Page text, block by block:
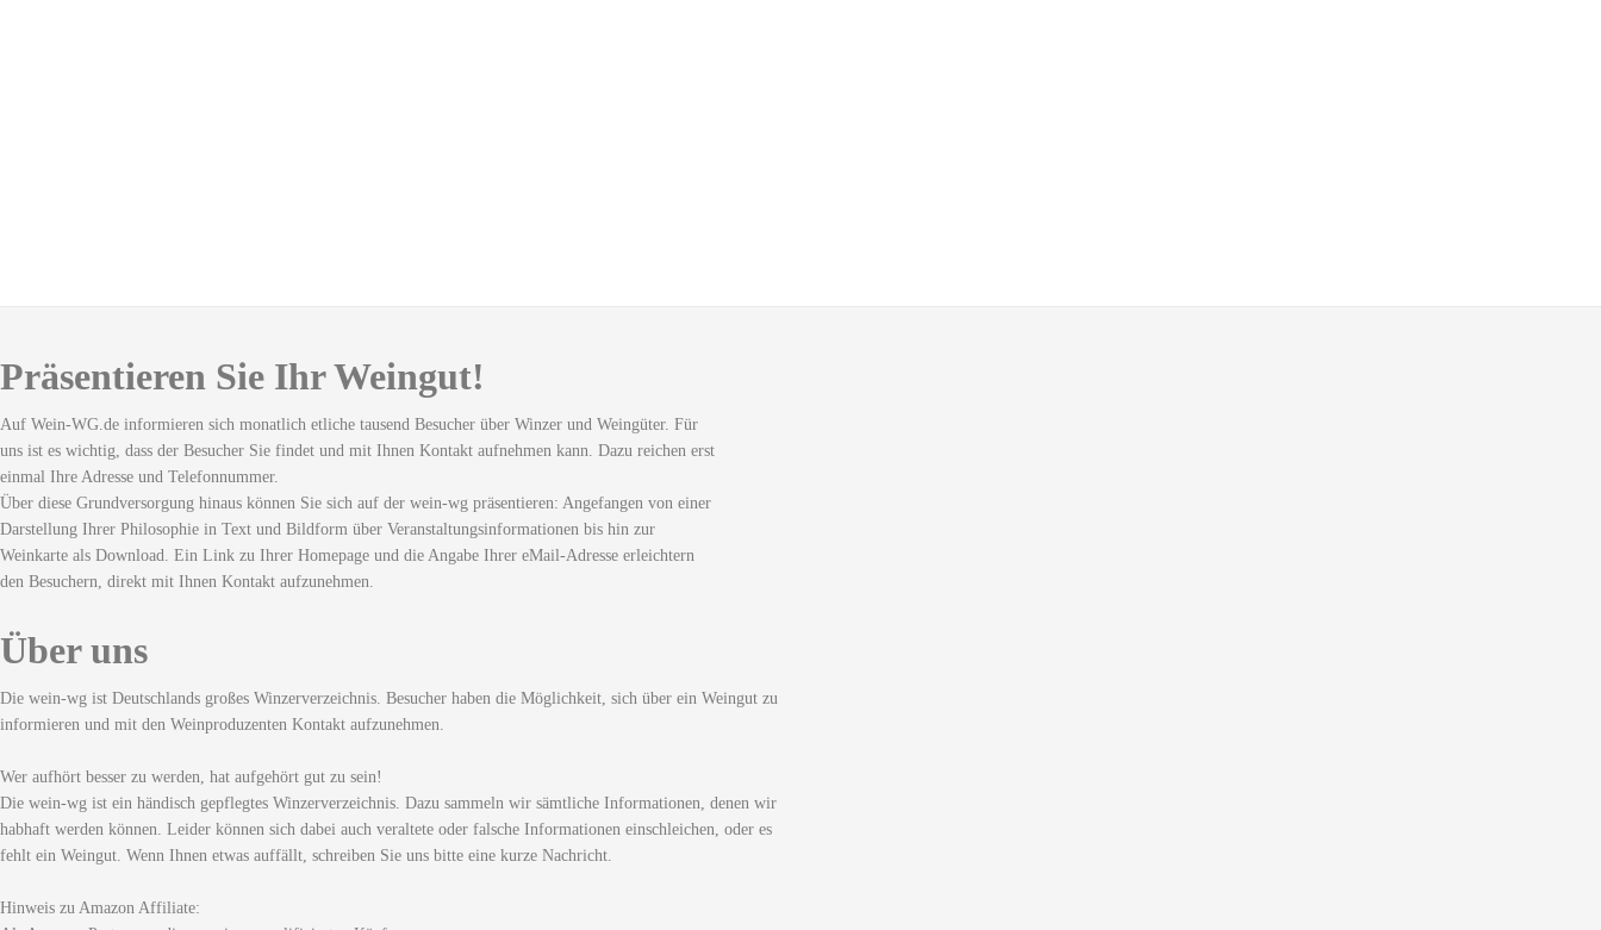
Präsentieren Sie Ihr Weingut!
Auf Wein-WG.de informieren sich monatlich etliche tausend Besucher über Winzer und Weingüter. Für
uns ist es wichtig, dass der Besucher Sie findet und mit Ihnen Kontakt aufnehmen kann. Dazu reichen erst
einmal Ihre Adresse und Telefonnummer.
Über diese Grundversorgung hinaus können Sie sich auf der wein-wg präsentieren: Angefangen von einer
Darstellung Ihrer Philosophie in Text und Bildform über Veranstaltungsinformationen bis hin zur
Weinkarte als Download. Ein Link zu Ihrer Homepage und die Angabe Ihrer eMail-Adresse erleichtern
den Besuchern, direkt mit Ihnen Kontakt aufzunehmen.
Über uns
Die wein-wg ist Deutschlands großes Winzerverzeichnis. Besucher haben die Möglichkeit, sich über ein Weingut zu
informieren und mit den Weinproduzenten Kontakt aufzunehmen.
Wer aufhört besser zu werden, hat aufgehört gut zu sein!
Die wein-wg ist ein händisch gepflegtes Winzerverzeichnis. Dazu sammeln wir sämtliche Informationen, denen wir
habhaft werden können. Leider können sich dabei auch veraltete oder falsche Informationen einschleichen, oder es
fehlt ein Weingut. Wenn Ihnen etwas auffällt, schreiben Sie uns bitte eine kurze Nachricht.
Hinweis zu Amazon Affiliate: